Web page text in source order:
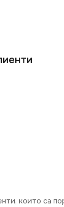
които са